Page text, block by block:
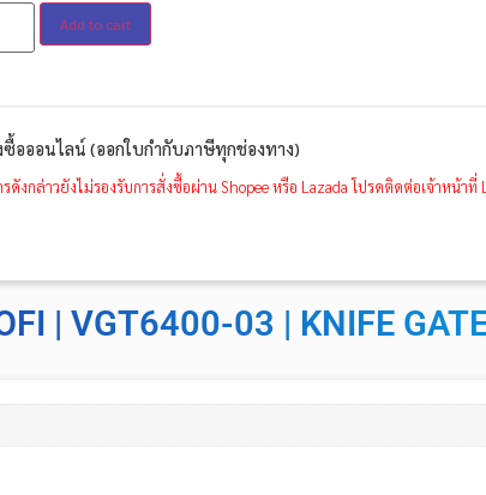
Add to cart
ซื้อออนไลน์ (ออกใบกำกับภาษีทุกช่องทาง)
ดังกล่าวยังไม่รองรับการสั่งซื้อผ่าน Shopee หรือ Lazada โปรดติดต่อเจ้าหน้าที่
| VGT6400-03 | KNIFE